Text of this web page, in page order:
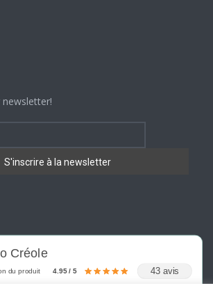
Créole
du produit 4.95 / 5 43 avis